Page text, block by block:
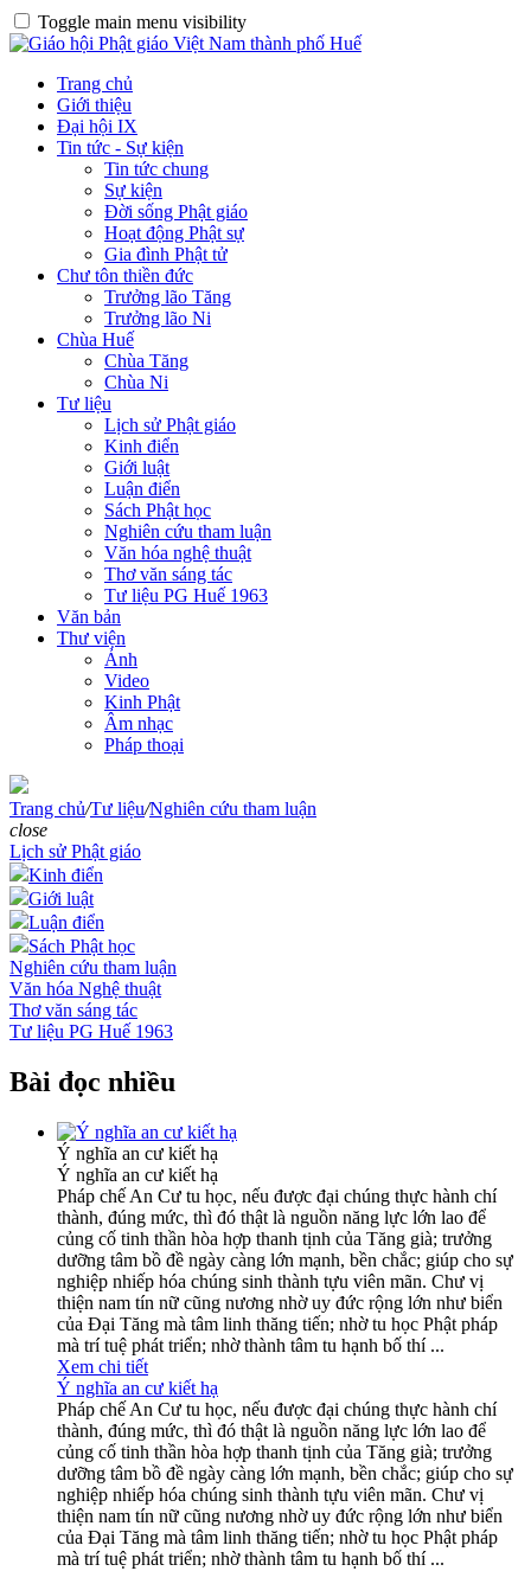
Toggle main menu visibility
Trang chủ
Giới thiệu
Đại hội IX
Tin tức - Sự kiện
Tin tức chung
Sự kiện
Đời sống Phật giáo
Hoạt động Phật sự
Gia đình Phật tử
Chư tôn thiền đức
Trưởng lão Tăng
Trưởng lão Ni
Chùa Huế
Chùa Tăng
Chùa Ni
Tư liệu
Lịch sử Phật giáo
Kinh điển
Giới luật
Luận điển
Sách Phật học
Nghiên cứu tham luận
Văn hóa nghệ thuật
Thơ văn sáng tác
Tư liệu PG Huế 1963
Văn bản
Thư viện
Ảnh
Video
Kinh Phật
Âm nhạc
Pháp thoại
Trang chủ/Tư liệu/Nghiên cứu tham luận
close
Lịch sử Phật giáo
Kinh điển
Giới luật
Luận điển
Sách Phật học
Nghiên cứu tham luận
Văn hóa Nghệ thuật
Thơ văn sáng tác
Tư liệu PG Huế 1963
Bài đọc nhiều
Ý nghĩa an cư kiết hạ
Ý nghĩa an cư kiết hạ
Pháp chế An Cư tu học, nếu được đại chúng thực hành chí
thành, đúng mức, thì đó thật là nguồn năng lực lớn lao để
củng cố tinh thần hòa hợp thanh tịnh của Tăng già; trưởng
dưỡng tâm bồ đề ngày càng lớn mạnh, bền chắc; giúp cho sự
nghiệp nhiếp hóa chúng sinh thành tựu viên mãn. Chư vị
thiện nam tín nữ cũng nương nhờ uy đức rộng lớn như biển
của Đại Tăng mà tâm linh thăng tiến; nhờ tu học Phật pháp
mà trí tuệ phát triển; nhờ thành tâm tu hạnh bố thí ...
Xem chi tiết
Ý nghĩa an cư kiết hạ
Pháp chế An Cư tu học, nếu được đại chúng thực hành chí
thành, đúng mức, thì đó thật là nguồn năng lực lớn lao để
củng cố tinh thần hòa hợp thanh tịnh của Tăng già; trưởng
dưỡng tâm bồ đề ngày càng lớn mạnh, bền chắc; giúp cho sự
nghiệp nhiếp hóa chúng sinh thành tựu viên mãn. Chư vị
thiện nam tín nữ cũng nương nhờ uy đức rộng lớn như biển
của Đại Tăng mà tâm linh thăng tiến; nhờ tu học Phật pháp
mà trí tuệ phát triển; nhờ thành tâm tu hạnh bố thí ...